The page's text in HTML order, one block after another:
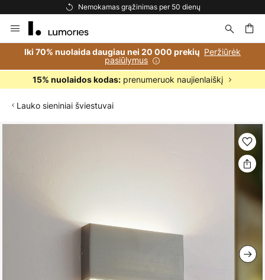
Nemokamas pristatymas užsakymams,
to
Content
Iki 70% nuolaida daugiau nei 20 000 prekių Peržiūrėk
pasiūlymus
15% nuolaidos kodas:prenumeruok naujienlaiškį
Lauko sieniniai šviestuvai